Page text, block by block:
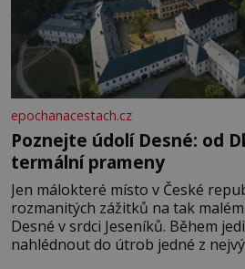
epochanacestach.cz
Poznejte údolí Desné: od
termální prameny
Jen málokteré místo v České
rozmanitých zážitků na tak
Desné v srdci Jeseníků. Během
nahlédnout do útrob jedné z